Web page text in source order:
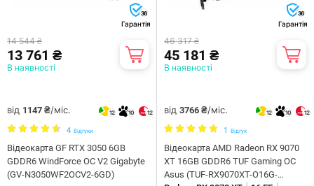
36
Гарантія
14 544 ₴
13 761 ₴
В наявності
від 1147 ₴/міс. 12 10 12
4 Відгуки
Відеокарта GF RTX 3050 6GB
GDDR6 WindForce OC V2 Gigabyte
(GV-N3050WF2OCV2-6GD)
36
Гарантія
46 317 ₴
45 181 ₴
В наявності
від 3766 ₴/міс. 12 10 12
1 Відгук
Відеокарта AMD Radeon RX 9070
XT 16GB GDDR6 TUF Gaming OC
Asus (TUF-RX9070XT-O16G-